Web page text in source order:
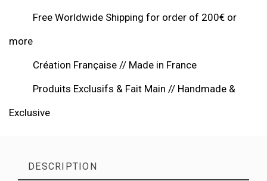
Free Worldwide Shipping for order of 200€ or
more
Création Française // Made in France
Produits Exclusifs & Fait Main // Handmade &
Exclusive
DESCRIPTION